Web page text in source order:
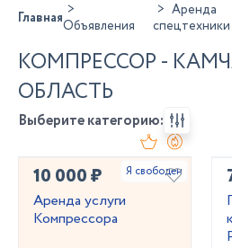
ГлавнаяОбъявления
Аренда
спецтехники
КОМПРЕССОР -
ОБЛАСТЬ
Выберите категорию:
10 000 ₽
Аренда услуги
Компрессора